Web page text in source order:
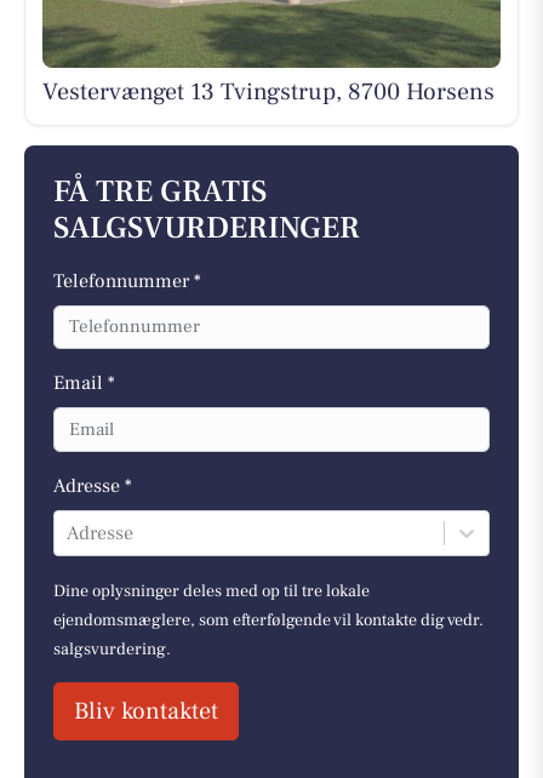
Vestervænget 13 Tvingstrup, 8700 Horsens
FÅ TRE GRATIS
SALGSVURDERINGER
Telefonnummer *
Email *
Adresse *
Adresse
Dine oplysninger deles med op til tre lokale
ejendomsmæglere, som efterfølgende vil kontakte dig vedr.
salgsvurdering.
Bliv kontaktet